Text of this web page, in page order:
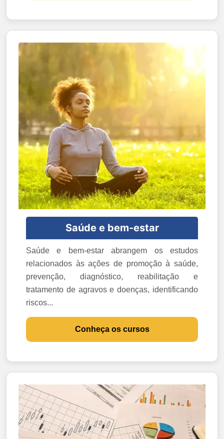
Saúde e bem-estar
Saúde e bem-estar abrangem os estudos
relacionados às ações de promoção à saúde,
prevenção, diagnóstico, reabilitação e
tratamento de agravos e doenças, identificando
riscos...
Conheça os cursos